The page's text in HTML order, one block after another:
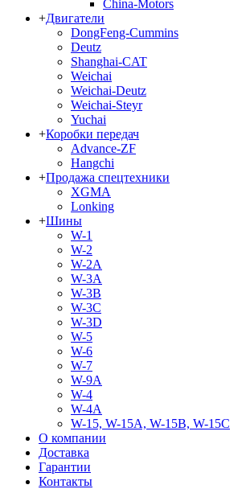
China-Motors
+Двигатели
DongFeng-Cummins
Deutz
Shanghai-CAT
Weichai
Weichai-Deutz
Weichai-Steyr
Yuchai
+Коробки передач
Advance-ZF
Hangchi
+Продажа спецтехники
XGMA
Lonking
+Шины
W-1
W-2
W-2A
W-3A
W-3B
W-3C
W-3D
W-5
W-6
W-7
W-9A
W-4
W-4A
W-15, W-15A, W-15B, W-15C
О компании
Доставка
Гарантии
Контакты